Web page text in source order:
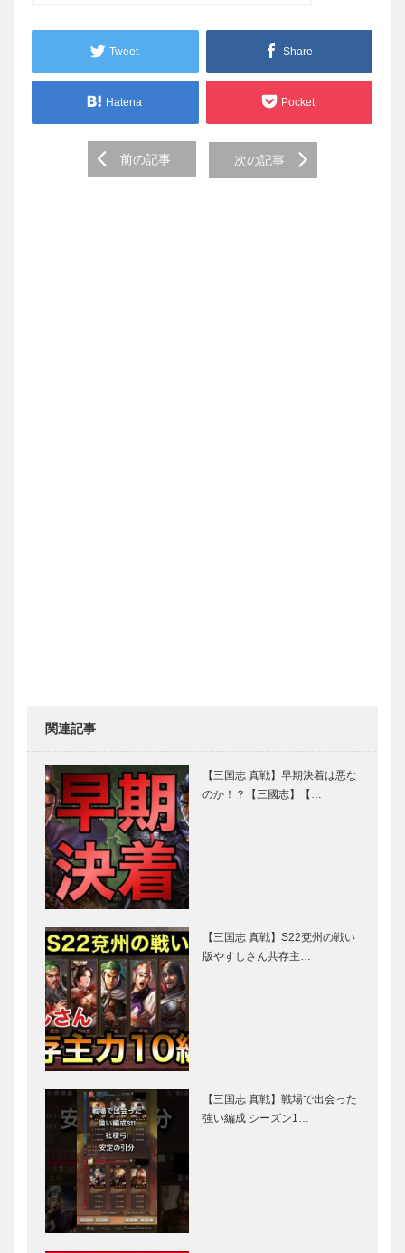
Tweet Share
Hatena Pocket
navigation
前の記事 次の記事
関連記事
【三国志 真戦】早期決着は悪な
のか！？【三國志】【…
【三国志 真戦】S22兗州の戦い
版やすしさん共存主…
【三国志 真戦】戦場で出会った
強い編成 シーズン1…